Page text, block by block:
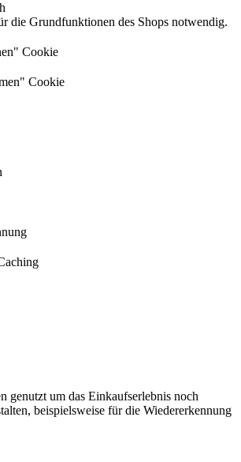
die Grundfunktionen des Shops notwendig.
Cookie
Cookie
genutzt um das Einkaufserlebnis noch
beispielsweise für die Wiedererkennung